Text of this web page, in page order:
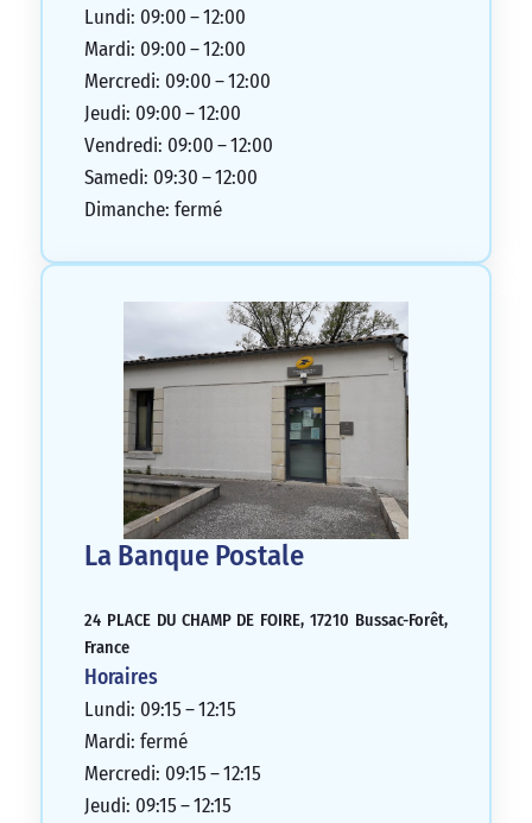
Lundi: 09:00 – 12:00
Mardi: 09:00 – 12:00
Mercredi: 09:00 – 12:00
Jeudi: 09:00 – 12:00
Vendredi: 09:00 – 12:00
Samedi: 09:30 – 12:00
Dimanche: fermé
La Banque Postale
24 PLACE DU CHAMP DE FOIRE, 17210 Bussac-Forêt,
France
Horaires
Lundi: 09:15 – 12:15
Mardi: fermé
Mercredi: 09:15 – 12:15
Jeudi: 09:15 – 12:15